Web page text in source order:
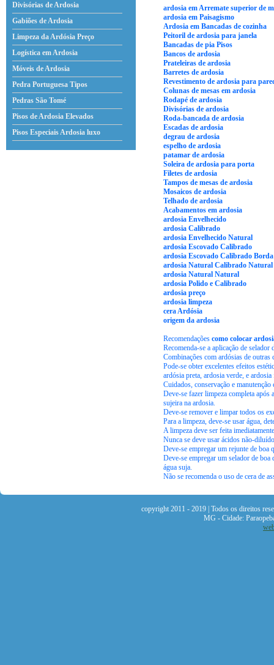
Divisórias de Ardosia
Gabiões de Ardosia
Limpeza da Ardósia Preço
Logística em Ardosia
Móveis de Ardosia
Pedra Portuguesa Tipos
Pedras São Tomé
Pisos de Ardosia Elevados
Pisos Especiais Ardosia luxo
ardosia em Arremate superior de
ardosia em Paisagismo
Ardosia em Bancadas de cozinha
Peitoril de ardosia para janela
Bancadas de pia Pisos
Bancos de ardosia
Prateleiras de ardosia
Barretes de ardosia
Revestimento de ardosia para
Colunas de mesas em ardosia
Rodapé de ardosia
Divisórias de ardosia
Roda-bancada de ardosia
Escadas de ardosia
degrau de ardosia
espelho de ardosia
patamar de ardosia
Soleira de ardosia para porta
Filetes de ardosia
Tampos de mesas de ardosia
Mosaicos de ardosia
Telhado de ardosia
Acabamentos em ardosia
ardosia Envelhecido
ardosia Calibrado
ardosia Envelhecido Natural
ardosia Escovado Calibrado
ardosia Escovado Calibrado
ardosia Natural Calibrado
ardosia Natural Natural
ardosia Polido e Calibrado
ardosia preço
ardosia limpeza
cera Ardósia
origem da ardosia
Recomendações como colocar
Recomenda-se a aplicação de
Combinações com ardósias de outras
Pode-se obter excelentes efeitos
ardósia preta, ardosia verde, e
Cuidados, conservação e manutenção
Deve-se fazer limpeza completa após
sujeira na ardosia.
Deve-se remover e limpar todos os
Para a limpeza, deve-se usar água,
A limpeza deve ser feita
Nunca se deve usar ácidos não-
Deve-se empregar um rejunte de boa
Deve-se empregar um selador de
água suja.
Não se recomenda o uso de cera de
copyright 2011 - 2019 | Todos os direitos
MG - Cidade: